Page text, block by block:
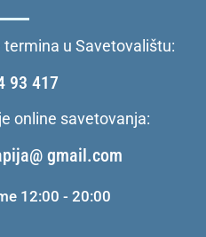
u Savetovalištu:
93 417
online savetovanja:
gmail.com
12:00 - 20:00